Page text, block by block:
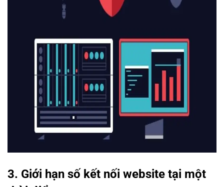
3. Giới hạn số kết nối website tại một